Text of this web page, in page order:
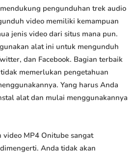
pengunduhan trek audio
video memiliki kemampuan
jenis video dari situs mana pun.
alat ini untuk mengunduh
dan Facebook. Bagian terbaik
memerlukan pengetahuan
Yang harus Anda
alat dan mulai menggunakannya
MP4 Onitube sangat
Anda tidak akan